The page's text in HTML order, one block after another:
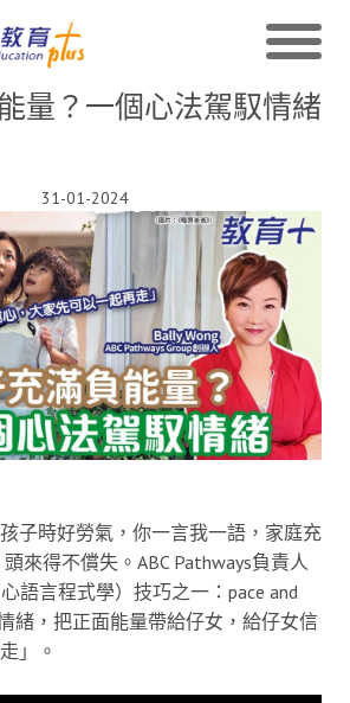
量？一個心法駕馭情緒
31-01-2024
子時好勞氣，你一言我一語，家庭充
來得不償失。ABC Pathways負責人
語言程式學）技巧之一：pace and
緒，把正面能量帶給仔女，給仔女信
」。